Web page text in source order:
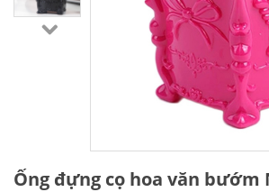
Ống đựng cọ hoa văn bướm